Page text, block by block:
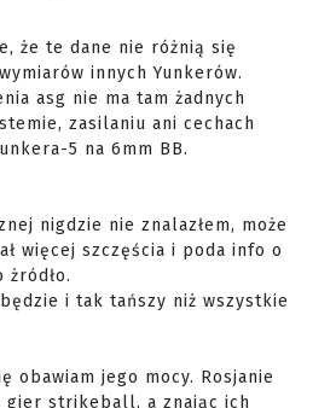
że te dane nie różnią się
innych Yunkerów.
asg nie ma tam żadnych
zasilaniu ani cechach
5 na 6mm BB.
nigdzie nie znalazłem, może
więcej szczęścia i poda info o
żródło.
i tak tańszy niż wszystkie
obawiam jego mocy. Rosjanie
gier strikeball, a znając ich